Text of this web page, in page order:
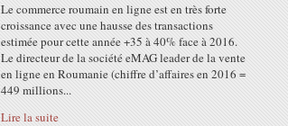
Le commerce roumain en ligne est en très forte
croissance avec une hausse des transactions
estimée pour cette année +35 à 40% face à 2016.
Le directeur de la société eMAG leader de la vente
en ligne en Roumanie (chiffre d’affaires en 2016 =
449 millions...
Lire la suite